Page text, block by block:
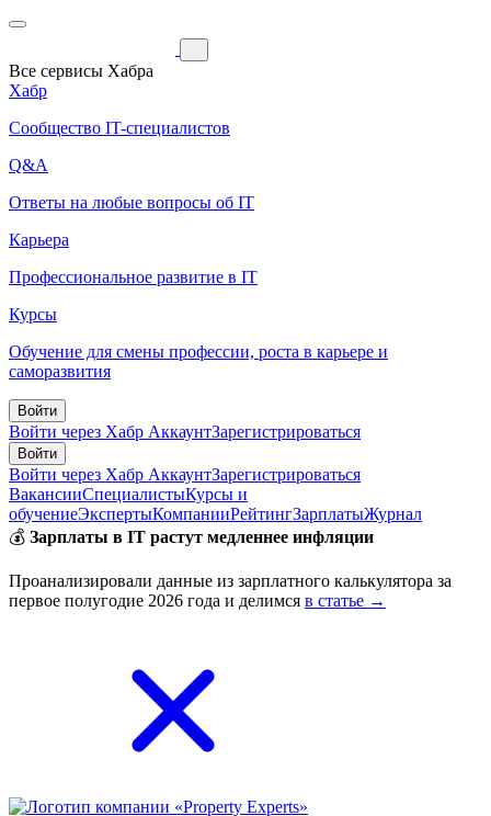
Все сервисы Хабра
Хабр
Сообщество IT-специалистов
Q&A
Ответы на любые вопросы об IT
Карьера
Профессиональное развитие в IT
Курсы
Обучение для смены профессии, роста в карьере и
саморазвития
Войти
Войти через Хабр АккаунтЗарегистрироваться
Войти
Войти через Хабр АккаунтЗарегистрироваться
ВакансииСпециалистыКурсы и
обучениеЭкспертыКомпанииРейтингЗарплатыЖурнал
💰 Зарплаты в IT растут медленнее инфляции
Проанализировали данные из зарплатного калькулятора за
первое полугодие 2026 года и делимся в статье →